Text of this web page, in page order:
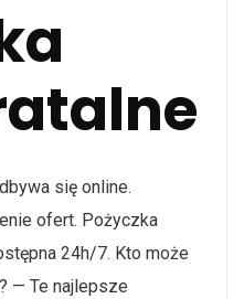
się online.
ofert. Pożyczka
24h/7. Kto może
— Te najlepsze